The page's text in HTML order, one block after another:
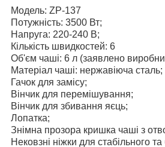
Модель: ZP-137
Потужність: 3500 Вт;
Напруга: 220-240 В;
Кількість швидкостей: 6
Об'єм чаші: 6 л (заявлено
Матеріал чаші: нержавіюча сталь;
Гачок для замісу;
Вінчик для перемішування;
Вінчик для збивання яєць;
Лопатка;
Знімна прозора кришка чаші з
Нековзні ніжки для стабільного